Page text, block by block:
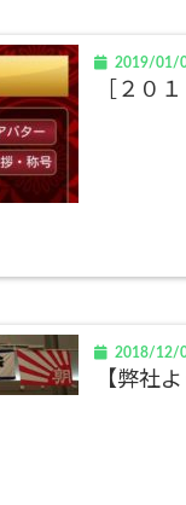
2019/01/
［２０
2018/12/
【弊社